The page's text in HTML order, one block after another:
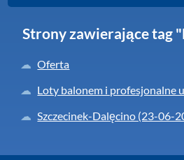
Strony zawierające tag
Oferta
Loty balonem i profesjonalne
Szczecinek-Dalęcino (23-06-